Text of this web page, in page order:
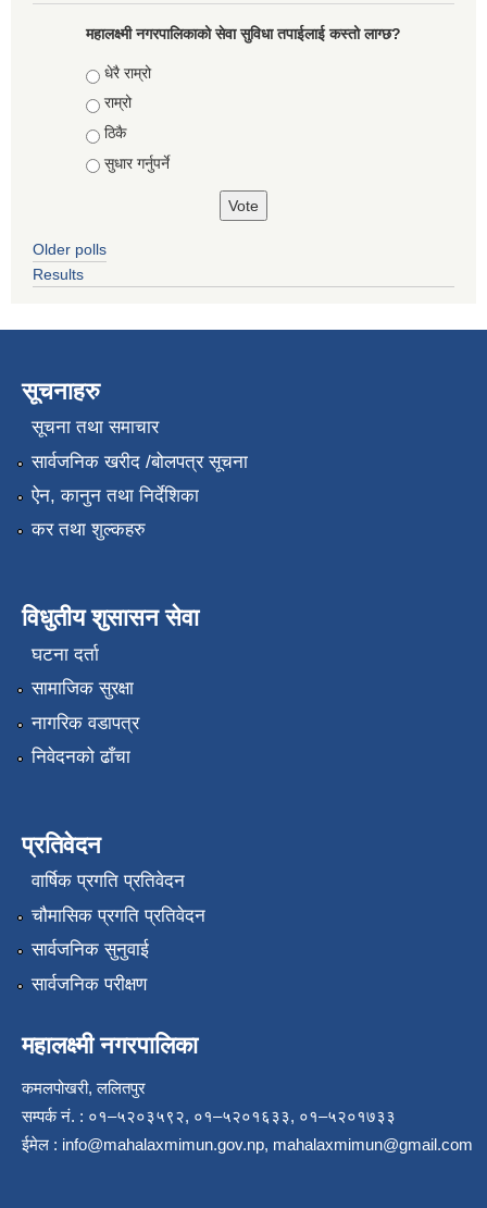
महालक्ष्मी नगरपालिकाको सेवा सुविधा तपाईलाई कस्तो लाग्छ?
Choices
धेरै राम्रो
राम्रो
ठिकै
सुधार गर्नुपर्ने
Older polls
Results
सूचनाहरु
सूचना तथा समाचार
सार्वजनिक खरीद /बोलपत्र सूचना
ऐन, कानुन तथा निर्देशिका
कर तथा शुल्कहरु
विधुतीय शुसासन सेवा
घटना दर्ता
सामाजिक सुरक्षा
नागरिक वडापत्र
निवेदनको ढाँचा
प्रतिवेदन
वार्षिक प्रगति प्रतिवेदन
चौमासिक प्रगति प्रतिवेदन
सार्वजनिक सुनुवाई
सार्वजनिक परीक्षण
महालक्ष्मी नगरपालिका
कमलपोखरी, ललितपुर
सम्पर्क नं. : ०१–५२०३५९२, ०१–५२०१६३३, ०१–५२०१७३३
ईमेल : info@mahalaxmimun.gov.np, mahalaxmimun@gmail.com